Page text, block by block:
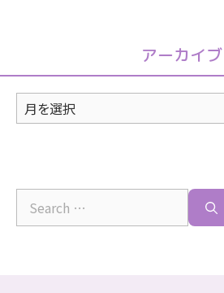
アーカイブ
ア
ー
ブSearch
for: